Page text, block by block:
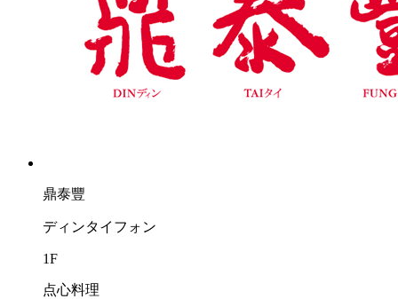
鼎泰豐
ディンタイフォン
1F
点心料理